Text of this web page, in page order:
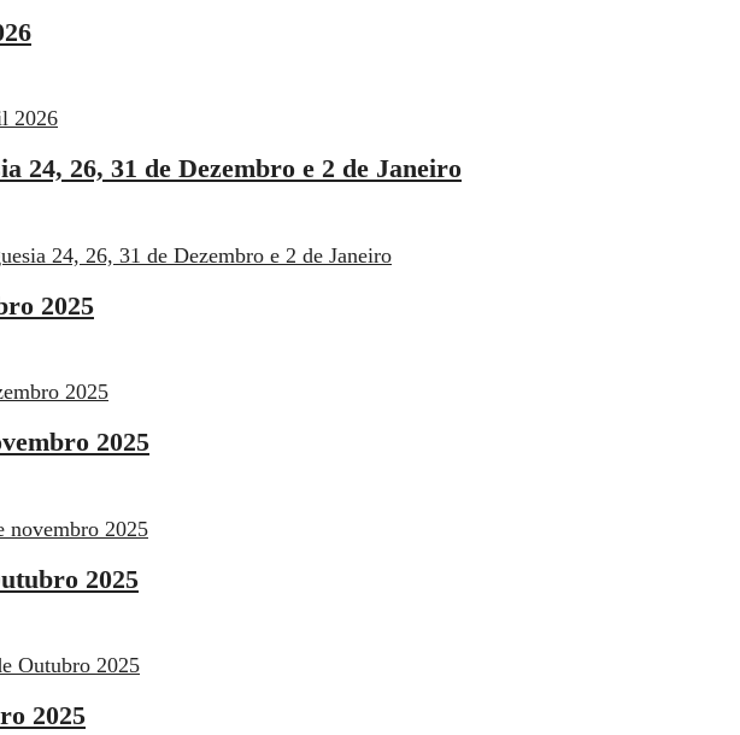
2026
24, 26, 31 de Dezembro e 2 de Janeiro
24, 26, 31 de Dezembro e 2 de Janeiro
2025
2025
2025
novembro 2025
2025
Outubro 2025
2025